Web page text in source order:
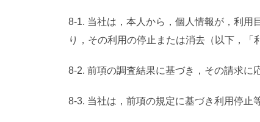
8-1. 当社は，本人から，個人情報が，利用
り，その利用の停止または消去（以下，「
8-2. 前項の調査結果に基づき，その請求に
8-3. 当社は，前項の規定に基づき利用停止